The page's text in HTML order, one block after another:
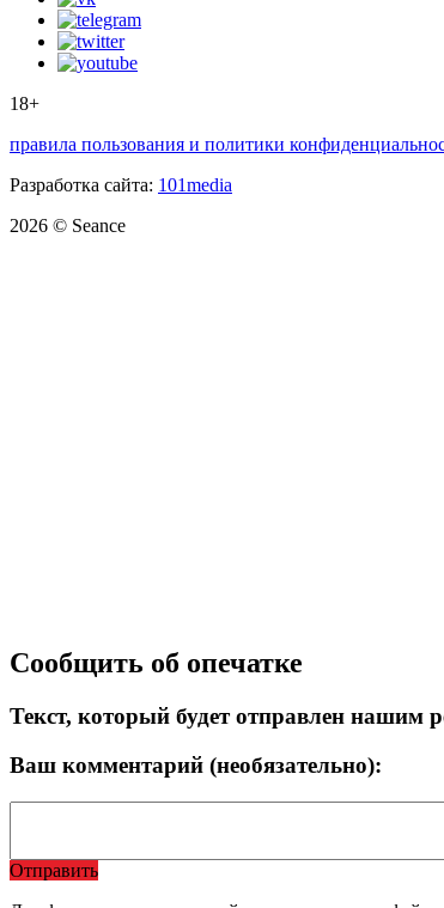
18+
правила пользования и политики
Разработка сайта: 101media
2026 © Seance
Сообщить об опечатке
Текст, который будет отправлен нашим
Ваш комментарий (необязательно):
Отправить